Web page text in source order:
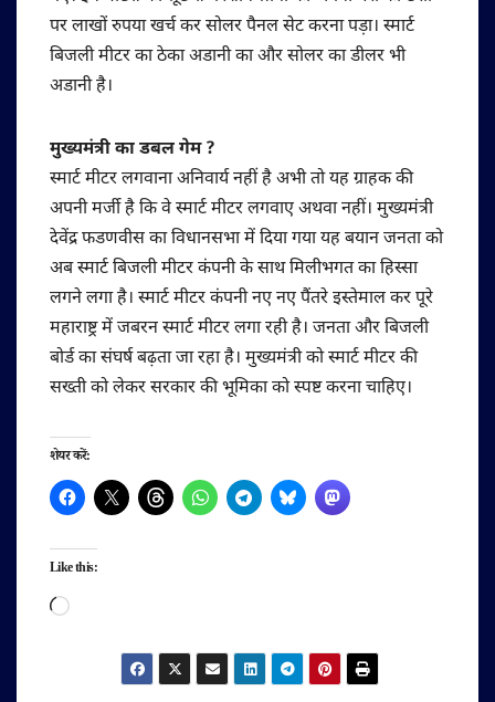
पर लाखों रुपया खर्च कर सोलर पैनल सेट करना पड़ा। स्मार्ट
बिजली मीटर का ठेका अडानी का और सोलर का डीलर भी
अडानी है।
मुख्यमंत्री का डबल गेम ?
स्मार्ट मीटर लगवाना अनिवार्य नहीं है अभी तो यह ग्राहक की
अपनी मर्जी है कि वे स्मार्ट मीटर लगवाए अथवा नहीं। मुख्यमंत्री
देवेंद्र फडणवीस का विधानसभा में दिया गया यह बयान जनता को
अब स्मार्ट बिजली मीटर कंपनी के साथ मिलीभगत का हिस्सा
लगने लगा है। स्मार्ट मीटर कंपनी नए नए पैंतरे इस्तेमाल कर पूरे
महाराष्ट्र में जबरन स्मार्ट मीटर लगा रही है। जनता और बिजली
बोर्ड का संघर्ष बढ़ता जा रहा है। मुख्यमंत्री को स्मार्ट मीटर की
सख्ती को लेकर सरकार की भूमिका को स्पष्ट करना चाहिए।
शेयर करें:
Like this:
Loading…